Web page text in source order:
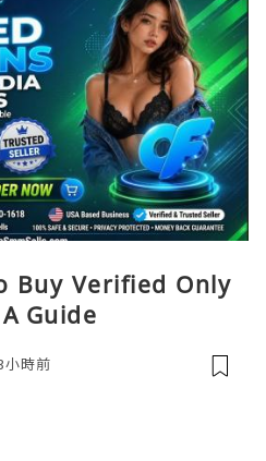
Buy Verified Only
Guide
小時前